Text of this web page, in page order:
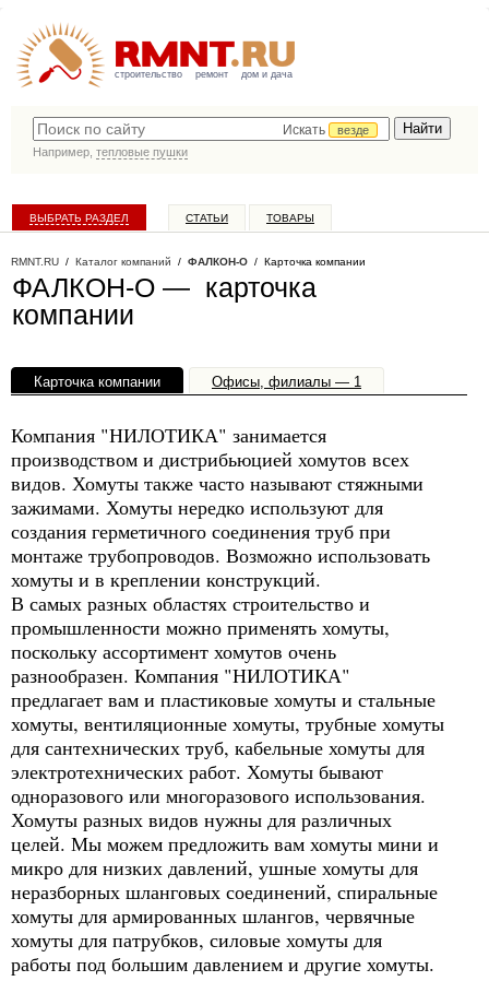
строительство ремонт дом и дача
Искать
везде
Например, тепловые пушки
ВЫБРАТЬ РАЗДЕЛ СТАТЬИ ТОВАРЫ
RMNT.RU / Каталог компаний / ФАЛКОН-О / Карточка компании
ФАЛКОН-О — карточка
компании
Карточка компании Офисы, филиалы — 1
Компания "НИЛОТИКА" занимается
производством и дистрибьюцией хомутов всех
видов. Хомуты также часто называют стяжными
зажимами. Хомуты нередко используют для
создания герметичного соединения труб при
монтаже трубопроводов. Возможно использовать
хомуты и в креплении конструкций.
В самых разных областях строительство и
промышленности можно применять хомуты,
поскольку ассортимент хомутов очень
разнообразен. Компания "НИЛОТИКА"
предлагает вам и пластиковые хомуты и стальные
хомуты, вентиляционные хомуты, трубные хомуты
для сантехнических труб, кабельные хомуты для
электротехнических работ. Хомуты бывают
одноразового или многоразового использования.
Хомуты разных видов нужны для различных
целей. Мы можем предложить вам хомуты мини и
микро для низких давлений, ушные хомуты для
неразборных шланговых соединений, спиральные
хомуты для армированных шлангов, червячные
хомуты для патрубков, силовые хомуты для
работы под большим давлением и другие хомуты.